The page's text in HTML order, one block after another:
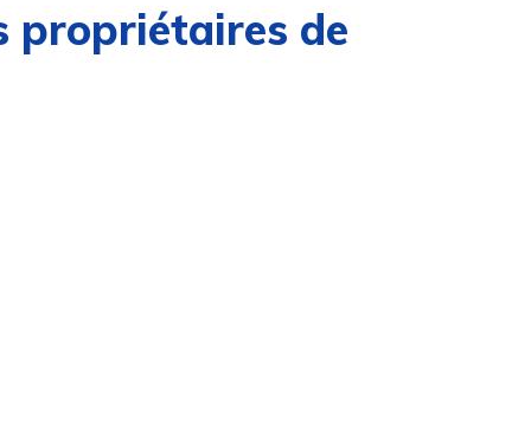
propriétaires de